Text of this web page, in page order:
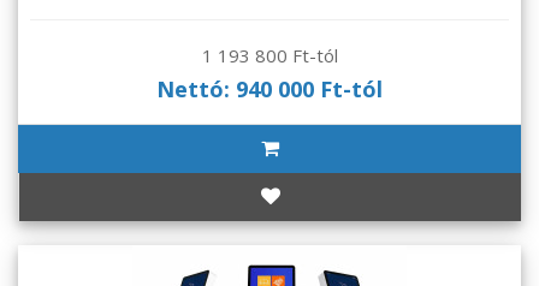
1 193 800 Ft-tól
Nettó: 940 000 Ft-tól